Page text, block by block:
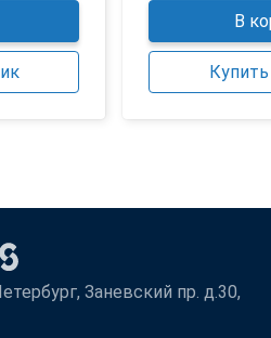
В
Заневский пр. д.30,